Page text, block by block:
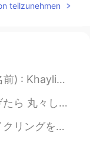
teilzunehmen
🇮🇩 • Height (背の高さ) : 15...
でなんか I gave some food to a plump litt...
ンブルクで毎年11月からクリスマスマーケットがあ...